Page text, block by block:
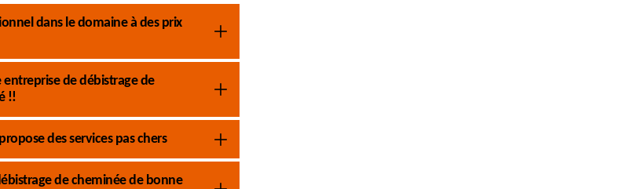
dans le domaine à des prix
entreprise de débistrage de
!!
des services pas chers
de cheminée de bonne